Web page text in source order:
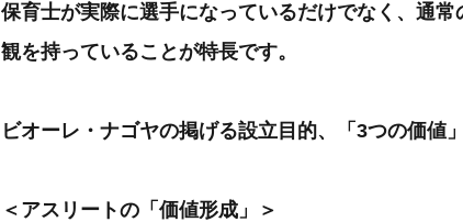
保育士が実際に選手になっているだけでなく、通
観を持っていることが特長です。
ビオーレ・ナゴヤの掲げる設立目的、「3つの価値
＜アスリートの「価値形成」＞